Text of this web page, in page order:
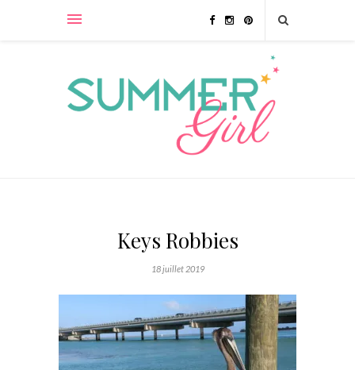
Keys Robbies
18 juillet 2019